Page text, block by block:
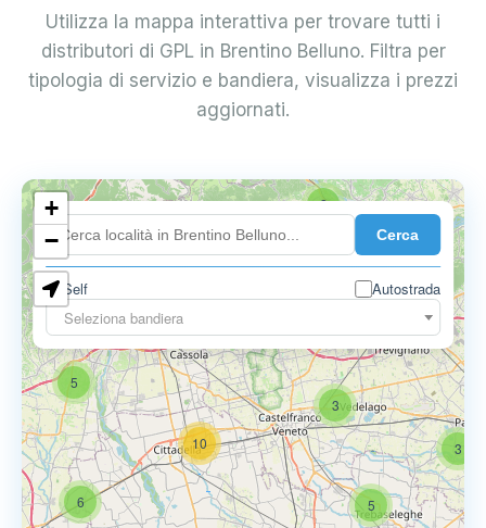
Utilizza la mappa interattiva per trovare tutti i
distributori di GPL in Brentino Belluno. Filtra per
tipologia di servizio e bandiera, visualizza i prezzi
aggiornati.
Cerca
Self
Autostrada
Seleziona bandiera
3
3
2
5
6
5
6
10
+
−